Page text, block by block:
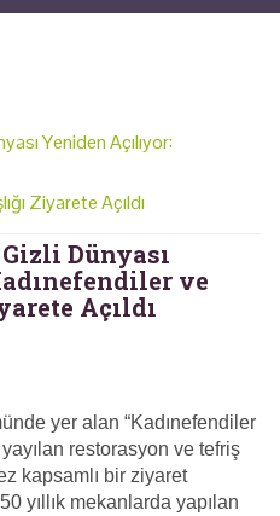
Yeniden Açılıyor:
Ziyarete Açıldı
Gizli Dünyası
ve
Açıldı
yer alan “Kadınefendiler
yayılan restorasyon ve tefriş
kapsamlı bir ziyaret
yıllık mekanlarda yapılan